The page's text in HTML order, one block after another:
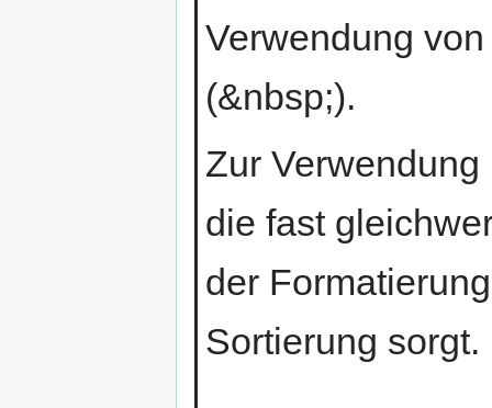
Verwendung
(&nbsp;).
Zur
die fast
der
Sortierung sorgt.